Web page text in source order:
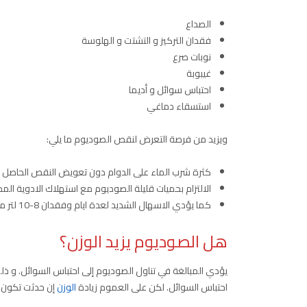
الصداع
فقدان التركيز و التشتت و الهلوسة
نوبات صرع
غيبوبة
احتباس سوائل و أديما
استسقاء دماغي
ويزيد من فرصة التعرض لنقص الصوديوم ما يلي:
كثرة شرب الماء على الدوام دون تعويض النقص الحاصل
الالتزام بحميات قليلة الصوديوم مع استهلاك الادوية
كما يؤدي الاسهال الشديد لعدة ايام وفقدان 8-10 لتر من السوائل يوميا إلى نقص الصوديوم المفرط
هل الصوديوم يزيد الوزن؟
يؤدي المبالغة في تناول الصوديوم إلى احتباس السوائل.
احتباس السوائل. لكن على العموم زيادةالوزنإن حدثت تكون